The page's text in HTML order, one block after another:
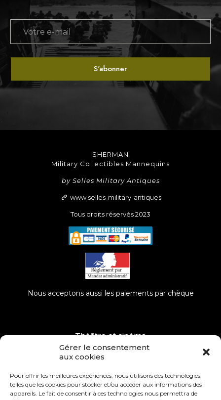
Gérer le consentement
aux cookies
Pour offrir les meilleures expériences, nous utilisons des technologies
telles que les cookies pour stocker et/ou accéder aux informations des
appareils. Le fait de consentir à ces technologies nous permettra de
SHERMAN
Military Collectibles Mannequins
by Selles Military Antiques
www.selles-military-antiques
Tous droits réservés 2023
Nous acceptons aussi les paiements par chèque
Théâtre et cinéma
Musées, Événements
Dépôt – Vente
Remerciements